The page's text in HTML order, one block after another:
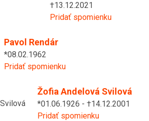
†13.12.2021
Pridať spomienku
Pavol Rendár
*08.02.1962
Pridať spomienku
Žofia Andelová Svilová
*01.06.1926 - †14.12.2001
Pridať spomienku